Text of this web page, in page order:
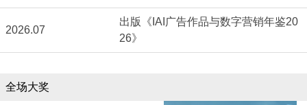
2026.07
出版《IAI广告作品与数字营销年鉴20
26》
全场大奖